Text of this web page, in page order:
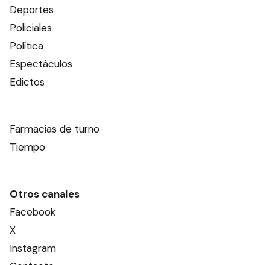
Deportes
Policiales
Política
Espectáculos
Edictos
Farmacias de turno
Tiempo
Otros canales
Facebook
X
Instagram